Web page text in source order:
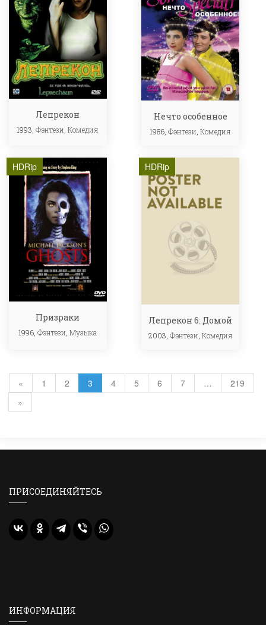
Лепрекон
1993,Фэнтези,Комедия
Нечто особенное
1986,Фэнтези ,Комедия
HDRip
Призраки
1996,Фэнтези ,Музыка
HDRip
Лепрекон 6: Домой
2003, Фэнтези, Комедия
« 1 2 3 4 5 6 7 …
219
»
ПРИСОЕДИНЯЙТЕСЬ
ИНФОРМАЦИЯ